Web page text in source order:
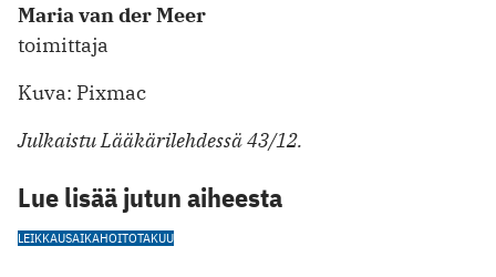
Maria van der Meer
toimittaja
Kuva: Pixmac
Julkaistu Lääkärilehdessä 43/12.
Lue lisää jutun aiheesta
LEIKKAUSAIKAHOITOTAKUU